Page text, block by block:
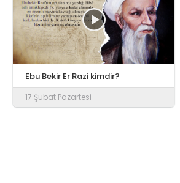
Ebu Bekir Er Razi kimdir?
17 Şubat Pazartesi